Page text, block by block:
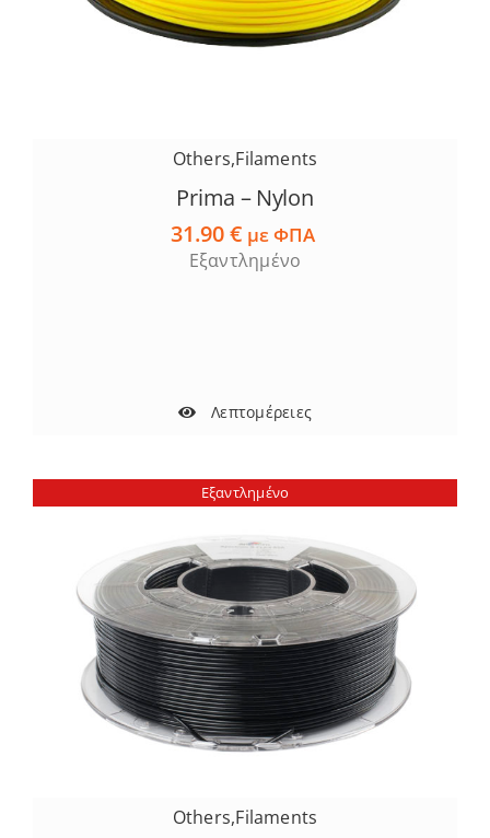
Others,Filaments
Prima – Nylon
31.90€ με ΦΠΑ
Εξαντλημένο
Λεπτομέρειες
Εξαντλημένο
Others,Filaments